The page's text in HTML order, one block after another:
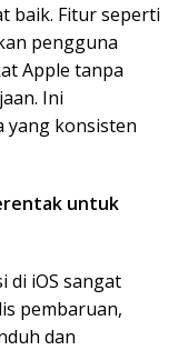
baik. Fitur seperti
pengguna
Apple tanpa
Ini
yang konsisten
untuk
di iOS sangat
pembaruan,
dan